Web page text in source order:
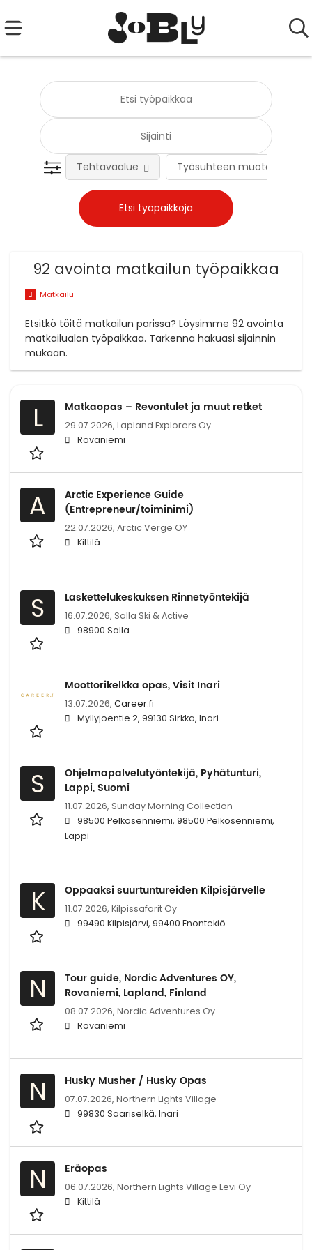
Työsuhteen muoto
Tehtäväalue
92 avointa matkailun työpaikkaa
Matkailu
Etsitkö töitä matkailun parissa? Löysimme 92 avointa
matkailualan työpaikkaa. Tarkenna hakuasi sijainnin
mukaan.
L Matkaopas – Revontulet ja muut retket
29.07.2026, Lapland Explorers Oy
Rovaniemi
A
Arctic Experience Guide
(Entrepreneur/toiminimi)
22.07.2026, Arctic Verge OY
Kittilä
S Laskettelukeskuksen Rinnetyöntekijä
16.07.2026, Salla Ski & Active
98900 Salla
Moottorikelkka opas, Visit Inari
13.07.2026, Career.fi
Myllyjoentie 2, 99130 Sirkka, Inari
S
Ohjelmapalvelutyöntekijä, Pyhätunturi,
Lappi, Suomi
11.07.2026, Sunday Morning Collection
98500 Pelkosenniemi, 98500 Pelkosenniemi,
Lappi
K Oppaaksi suurtuntureiden Kilpisjärvelle
11.07.2026, Kilpissafarit Oy
99490 Kilpisjärvi, 99400 Enontekiö
N
Tour guide, Nordic Adventures OY,
Rovaniemi, Lapland, Finland
08.07.2026, Nordic Adventures Oy
Rovaniemi
N Husky Musher / Husky Opas
07.07.2026, Northern Lights Village
99830 Saariselkä, Inari
N Eräopas
06.07.2026, Northern Lights Village Levi Oy
Kittilä